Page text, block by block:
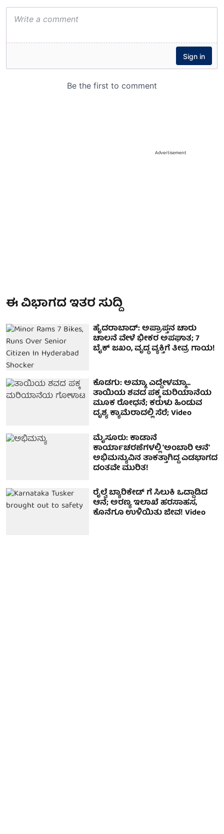
Advertisement
ಈ ವಿಭಾಗದ ಇತರ ಸುದ್ದಿ
ಹೈದರಾಬಾದ್‌: ಅಪ್ರಾಪ್ತನ ಚಾರು
ಚಾಲನೆ ವೇಳೆ ಭೀಕರ ಅಪಘಾತ; 7
ಬೈಕ್‌ ಜಖಂ, ವೃದ್ಧ ವ್ಯಕ್ತಿಗೆ ತೀವ್ರ ಗಾಯ!
ಕೊಡಗು: ಅಮ್ಮಾ, ಎದ್ದೇಳಮ್ಮಾ...
ತಾಯಿಯ ಶವದ ಪಕ್ಕ ಮರಿಯಾನೆಯ
ಮೂಕ ರೋಧನೆ; ಕರುಳು ಹಿಂಡುವ
ದೃಶ್ಯ ಕ್ಯಾಮೆರಾದಲ್ಲಿ ಸೆರೆ; Video
ಮೈಸೂರು: ಕಾಡಾನೆ
ಕಾರ್ಯಾಚರಣೆಗಳಲ್ಲಿ 'ಅಂಬಾರಿ ಆನೆ'
ಅಭಿಮನ್ಯುವಿನ ತಾಕತ್ತಾಗಿದ್ದ ಎಡಭಾಗದ
ದಂತವೇ ಮುರಿತ!
ರೈಲ್ವೆ ಬ್ಯಾರಿಕೇಡ್ ಗೆ ಸಿಲುಕಿ ಒದ್ದಾಡಿದ
ಆನೆ; ಅರಣ್ಯ ಇಲಾಖೆ ಹರಸಾಹಸ,
ಕೊನೆಗೂ ಉಳಿಯಿತು ಜೀವ! Video